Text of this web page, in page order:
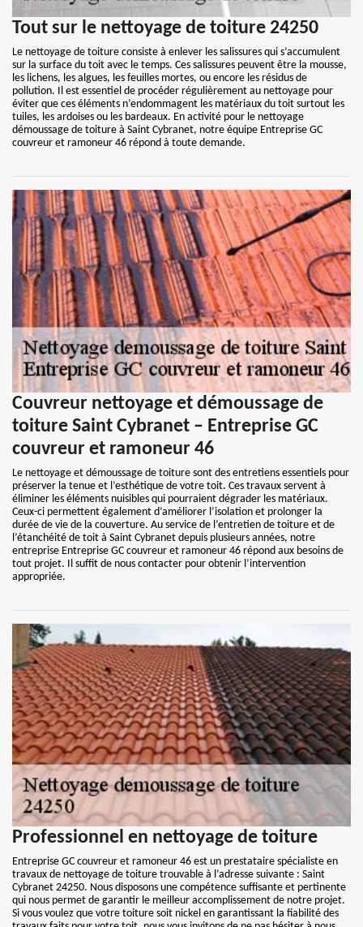
Tout sur le nettoyage de toiture 24250
Le nettoyage de toiture consiste à enlever les salissures qui s’accumulent
sur la surface du toit avec le temps. Ces salissures peuvent être la mousse,
les lichens, les algues, les feuilles mortes, ou encore les résidus de
pollution. Il est essentiel de procéder régulièrement au nettoyage pour
éviter que ces éléments n’endommagent les matériaux du toit surtout les
tuiles, les ardoises ou les bardeaux. En activité pour le nettoyage
démoussage de toiture à Saint Cybranet, notre équipe Entreprise GC
couvreur et ramoneur 46 répond à toute demande.
Couvreur nettoyage et démoussage de
toiture Saint Cybranet – Entreprise GC
couvreur et ramoneur 46
Le nettoyage et démoussage de toiture sont des entretiens essentiels pour
préserver la tenue et l’esthétique de votre toit. Ces travaux servent à
éliminer les éléments nuisibles qui pourraient dégrader les matériaux.
Ceux-ci permettent également d’améliorer l’isolation et prolonger la
durée de vie de la couverture. Au service de l’entretien de toiture et de
l’étanchéité de toit à Saint Cybranet depuis plusieurs années, notre
entreprise Entreprise GC couvreur et ramoneur 46 répond aux besoins de
tout projet. Il suffit de nous contacter pour obtenir l’intervention
appropriée.
Professionnel en nettoyage de toiture
Entreprise GC couvreur et ramoneur 46 est un prestataire spécialiste en
travaux de nettoyage de toiture trouvable à l’adresse suivante : Saint
Cybranet 24250. Nous disposons une compétence suffisante et pertinente
qui nous permet de garantir le meilleur accomplissement de notre projet.
Si vous voulez que votre toiture soit nickel en garantissant la fiabilité des